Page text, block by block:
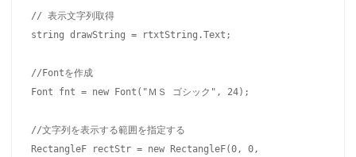
// 表示文字列取得
string drawString = rtxtString.Text;
//Fontを作成
Font fnt = new Font("ＭＳ ゴシック", 24);
//文字列を表示する範囲を指定する
RectangleF rectStr = new RectangleF(0, 0,